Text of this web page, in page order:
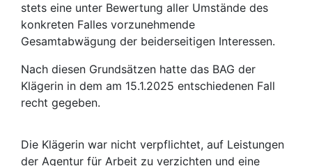
stets eine unter Bewertung aller Umstände des
konkreten Falles vorzunehmende
Gesamtabwägung der beiderseitigen Interessen.
Nach diesen Grundsätzen hatte das BAG der
Klägerin in dem am 15.1.2025 entschiedenen Fall
recht gegeben.
Die Klägerin war nicht verpflichtet, auf Leistungen
der Agentur für Arbeit zu verzichten und eine